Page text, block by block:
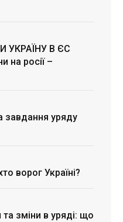
УКРАЇНУ В ЄС
на росії –
завдання уряду
ворог Україні?
та зміни в уряді: що